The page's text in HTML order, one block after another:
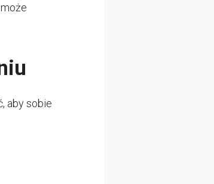
aby sobie